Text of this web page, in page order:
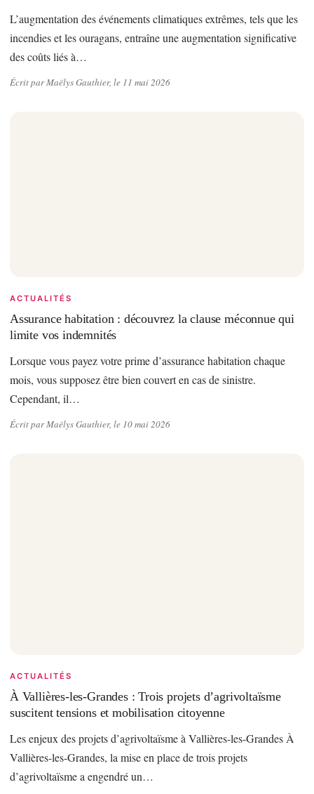
L’augmentation des événements climatiques extrêmes, tels que les
incendies et les ouragans, entraîne une augmentation significative
des coûts liés à…
Écrit par Maëlys Gauthier, le 11 mai 2026
ACTUALITÉS
Assurance habitation : découvrez la clause méconnue qui
limite vos indemnités
Lorsque vous payez votre prime d’assurance habitation chaque
mois, vous supposez être bien couvert en cas de sinistre.
Cependant, il…
Écrit par Maëlys Gauthier, le 10 mai 2026
ACTUALITÉS
À Vallières-les-Grandes : Trois projets d’agrivoltaïsme
suscitent tensions et mobilisation citoyenne
Les enjeux des projets d’agrivoltaïsme à Vallières-les-Grandes À
Vallières-les-Grandes, la mise en place de trois projets
d’agrivoltaïsme a engendré un…